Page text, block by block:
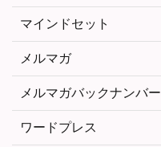
マインドセット
メルマガ
メルマガバックナンバー
ワードプレス